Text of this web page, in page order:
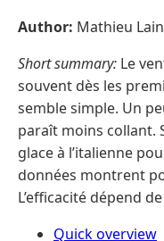
Author: Mathieu
Short summary: Le
souvent dès les
semble simple. Un
paraît moins collant.
glace à l’italienne
données montrent
L’efficacité dépend
Quick overview